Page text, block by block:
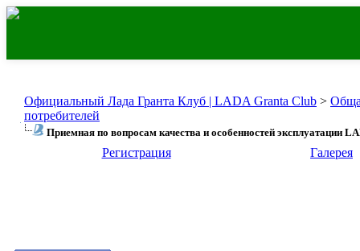
Официальный Лада Гранта Клуб | LADA Granta Club >
потребителей
Приемная по вопросам качества и особенностей эксплуатации
Регистрация Галерея